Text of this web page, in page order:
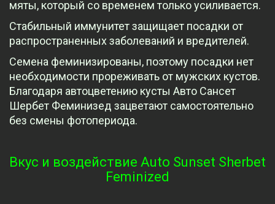
мяты, который со временем только усиливается.
Стабильный иммунитет защищает посадки от
распространенных заболеваний и вредителей.
Семена феминизированы, поэтому посадки нет
необходимости прореживать от мужских кустов.
Благодаря автоцветению кусты Авто Сансет
Шербет Феминизед зацветают самостоятельно
без смены фотопериода.
Вкус и воздействие Auto Sunset Sherbet
Feminized